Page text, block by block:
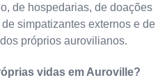
de hospedarias, de doações
simpatizantes externos e de
próprios aurovilianos.
vidas em Auroville?